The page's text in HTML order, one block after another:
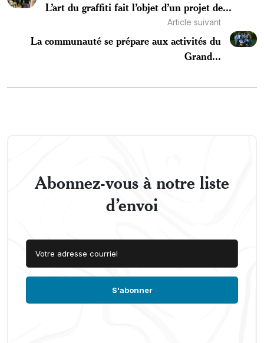
L’art du graffiti fait l’objet d’un projet de...
Article suivant
La communauté se prépare aux activités du
Grand...
Abonnez-vous à notre liste
d’envoi